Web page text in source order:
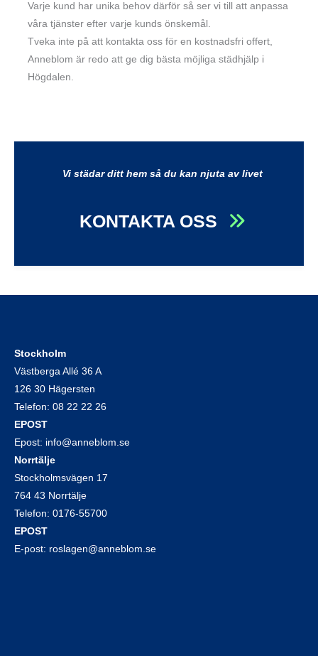
Varje kund har unika behov därför så ser vi till att anpassa
våra tjänster efter varje kunds önskemål.
Tveka inte på att kontakta oss för en kostnadsfri offert,
Anneblom är redo att ge dig bästa möjliga städhjälp i
Högdalen.
Vi städar ditt hem så du kan njuta av livet
KONTAKTA OSS
Stockholm
Västberga Allé 36 A
126 30 Hägersten
Telefon: 08 22 22 26
EPOST
Epost: info@anneblom.se
Norrtälje
Stockholmsvägen 17
764 43 Norrtälje
Telefon: 0176-55700
EPOST
E-post: roslagen@anneblom.se